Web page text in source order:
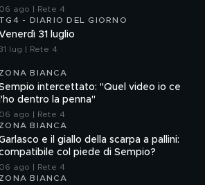
06 ago | Rete 4
TG4 - DIARIO DEL GIORNO
Venerdì 31 luglio
lug | Rete 4
ZONA BIANCA
intercettato: "Quel video io ce
l'ho dentro la penna"
06 ago | Rete 4
ZONA BIANCA
e il giallo della scarpa a pallini:
col piede di Sempio?
06 ago | Rete 4
ZONA BIANCA